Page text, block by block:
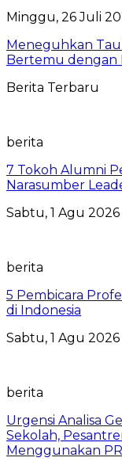
Minggu, 26 Juli
Meneguhkan
Bertemu dengan
Berita Terbaru
berita
7 Tokoh Alumni
Narasumber
Sabtu, 1 Agu
berita
5 Pembicara
di Indonesia
Sabtu, 1 Agu 2026
berita
Urgensi Analisa
Sekolah,
Menggunakan